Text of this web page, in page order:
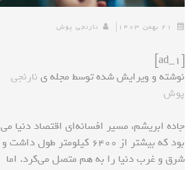
۲۱ بهمن ۱۴۰۳ نارنجی پوش
[ad_1]
نوشته و ویرایش شده توسط مجله ی نارنجی
پوش
جاده ابریشم، مسیر افسانه‌ای اقتصاد دنیا می
بود که بیشتر از ۶۴۰۰ کیلومتر طول داشت و
شرق و غرب دنیا را به هم متصل می‌کرد. اما